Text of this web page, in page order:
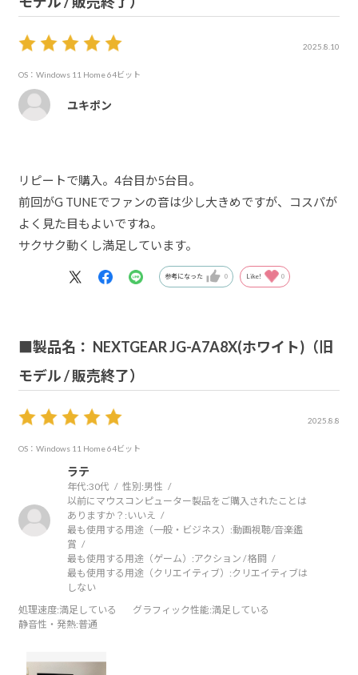
2025.8.10
OS：Windows 11 Home 64ビット
ユキポン
リピートで購入。4台目か5台目。
前回がG TUNEでファンの音は少し大きめですが、コスパが
よく見た目もよいですね。
サクサク動くし満足しています。
参考になった 0 Like! 0
■製品名： NEXTGEAR JG-A7A8X(ホワイト)（旧
モデル / 販売終了）
2025.8.8
OS：Windows 11 Home 64ビット
ラテ
年代:30代 性別:男性
以前にマウスコンピューター製品をご購入されたことは
ありますか？: いいえ
最も使用する用途（一般・ビジネス）:動画視聴/音楽鑑
賞
最も使用する用途（ゲーム）:アクション / 格闘
最も使用する用途（クリエイティブ）:クリエイティブは
しない
処理速度:満足している グラフィック性能:満足している
静音性・発熱:普通